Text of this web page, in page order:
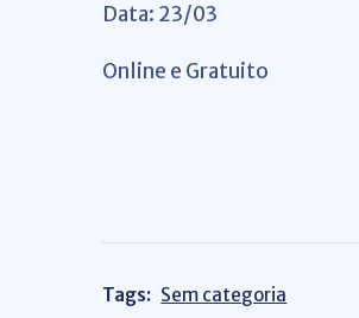
Data: 23/03
Online e Gratuito
Tags: Sem categoria